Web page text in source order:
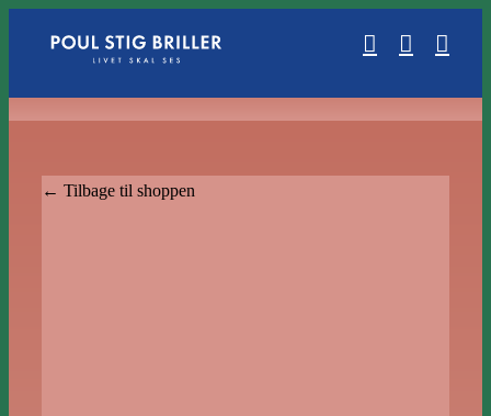
← Tilbage til shoppen